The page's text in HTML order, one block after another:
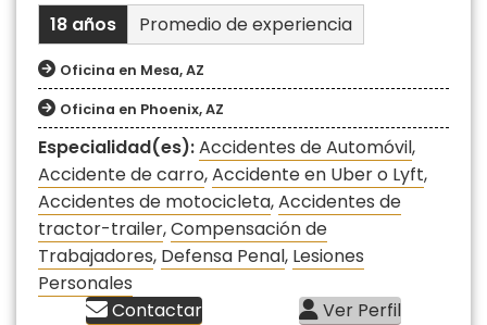
18 años
Promedio de experiencia
Oficina en Mesa, AZ
Oficina en Phoenix, AZ
Especialidad(es):Accidentes de Automóvil,
Accidente de carro,Accidente en Uber o Lyft,
Accidentes de motocicleta,Accidentes de
tractor-trailer,Compensación de
Trabajadores, Defensa Penal, Lesiones
Personales
Contactar
Ver Perfil